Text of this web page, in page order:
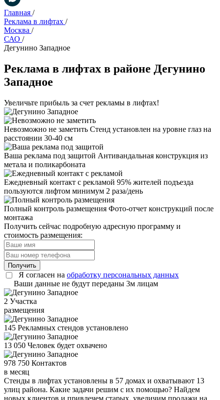
Главная /
Реклама в лифтах /
Москва /
САО /
Дегунино Западное
Реклама в лифтах в районе Дегунино
Западное
Увеличьте прибыль за счет рекламы в лифтах!
Невозможно не заметить Стенд установлен на уровне глаз на
расстоянии 30-40 см
Ваша реклама под защитой Антивандальная конструкция из
метала и поликарбоната
Ежедневный контакт с рекламой 95% жителей подъезда
пользуются лифтом минимум 2 раза/день
Полный контроль размещения Фото-отчет конструкций после
монтажа
Получить сейчас подробную адресную программу и
стоимость размещения:
Получить
Я согласен на обработку персональных данных
Ваши данные не будут переданы 3м лицам
2 Участка
размещения
145 Рекламных стендов установлено
13 050 Человек будет охвачено
978 750 Контактов
в месяц
Стенды в лифтах установлены в 57 домах и охватывают 13
улиц района. Какие задачи решим с их помощью? Найдем
новых клиентов и привлечем старых, увеличим продажи на